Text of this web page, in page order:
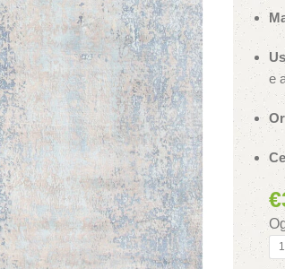
e
€